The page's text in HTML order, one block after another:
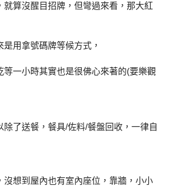
就算沒醒目招牌，但彎過來看，那大紅
用拿號碼牌等候方式，
等一小時其實也是很佛心來著的(要樂觀
除了送餐，餐具/佐料/餐盤回收，一律自
沒想到屋內也有室內座位，靠牆，小小